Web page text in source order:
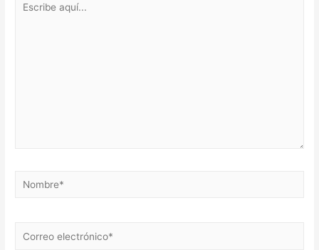
Nombre*
Correo